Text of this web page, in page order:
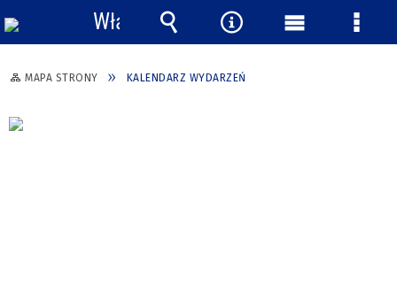
MAPA STRONY KALENDARZ WYDARZEŃ
Włącz
powiadomienia
Wyszukiwarka
Narzędzia
Menu Menu